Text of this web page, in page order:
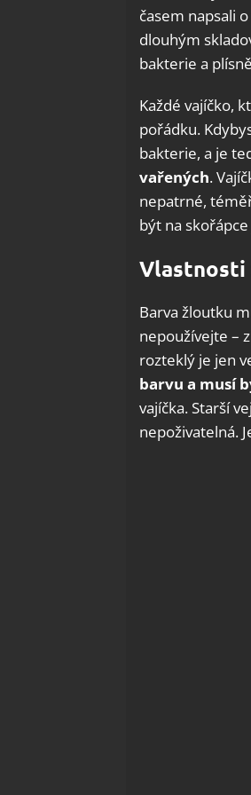
časem napsali
dlouhým
bakterie a
Každé vajíčko,
pořádku.
bakterie, a je
vařených.
nepatrné,
být na
Vlastnosti
Barva žloutku
nepoužívejte –
rozteklý je jen
barvu a musí
vajíčka. Starší
nepoživatelná.